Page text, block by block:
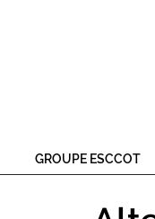
GROUPE ESCCOT